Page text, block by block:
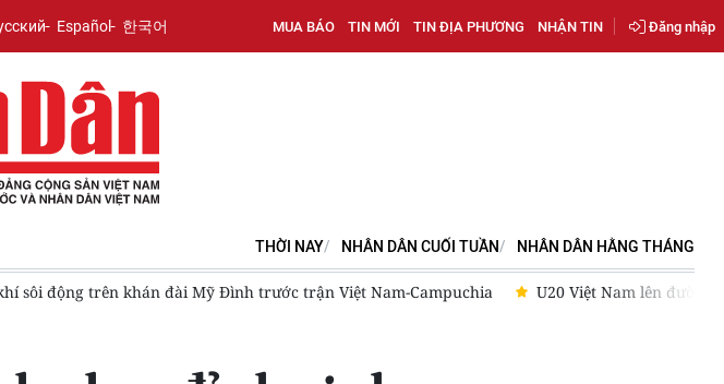
Español 한국어 MUA BÁO TIN MỚI TIN ĐỊA PHƯƠNG NHẬN TIN Đăng nhập
THỜI NAY NHÂN DÂN CUỐI TUẦN NHÂN DÂN HẰNG THÁNG
U20 Việt Nam lên đường tập huấn tại Nhật Bản, hoàn thiện lực lượng trước Vòng